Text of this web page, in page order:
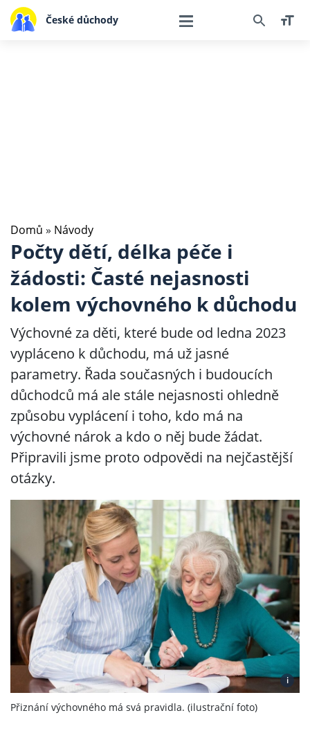
České důchody
Domů » Návody
Počty dětí, délka péče i
žádosti: Časté nejasnosti
kolem výchovného k důchodu
Výchovné za děti, které bude od ledna 2023
vypláceno k důchodu, má už jasné
parametry. Řada současných i budoucích
důchodců má ale stále nejasnosti ohledně
způsobu vyplácení i toho, kdo má na
výchovné nárok a kdo o něj bude žádat.
Připravili jsme proto odpovědi na nejčastější
otázky.
i
Přiznání výchovného má svá pravidla. (ilustrační foto)